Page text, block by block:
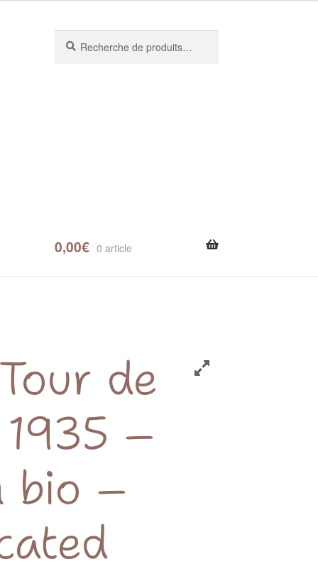
0,00€ 0 article
de
–
bio –